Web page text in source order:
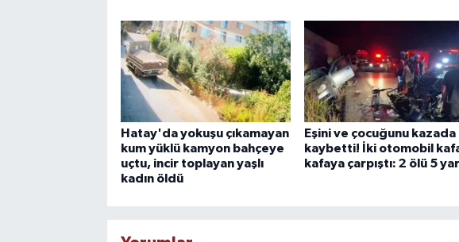
Hatay'da yokuşu çıkamayan
kum yüklü kamyon bahçeye
uçtu, incir toplayan yaşlı
kadın öldü
Eşini ve çocuğunu kazada
kaybetti! İki otomobil
kafaya çarpıştı: 2 ölü 5